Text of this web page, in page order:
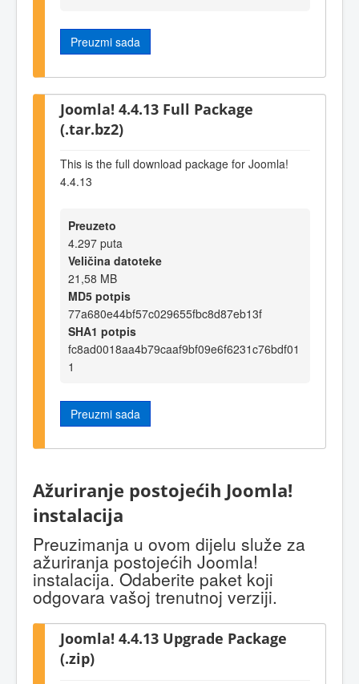
Preuzmi sada
Joomla! 4.4.13 Full Package
(.tar.bz2)
This is the full download package for Joomla!
4.4.13
Preuzeto
4.297 puta
Veličina datoteke
21,58 MB
MD5 potpis
77a680e44bf57c029655fbc8d87eb13f
SHA1 potpis
fc8ad0018aa4b79caaf9bf09e6f6231c76bdf01
1
Preuzmi sada
Ažuriranje postojećih Joomla!
instalacija
Preuzimanja u ovom dijelu služe za
ažuriranja postojećih Joomla!
instalacija. Odaberite paket koji
odgovara vašoj trenutnoj verziji.
Joomla! 4.4.13 Upgrade Package
(.zip)